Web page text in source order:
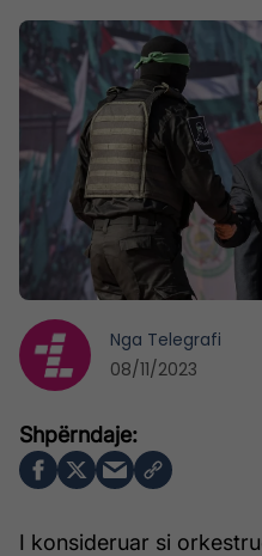
I konsideruar si
Nga Telegrafi
08/11/2023